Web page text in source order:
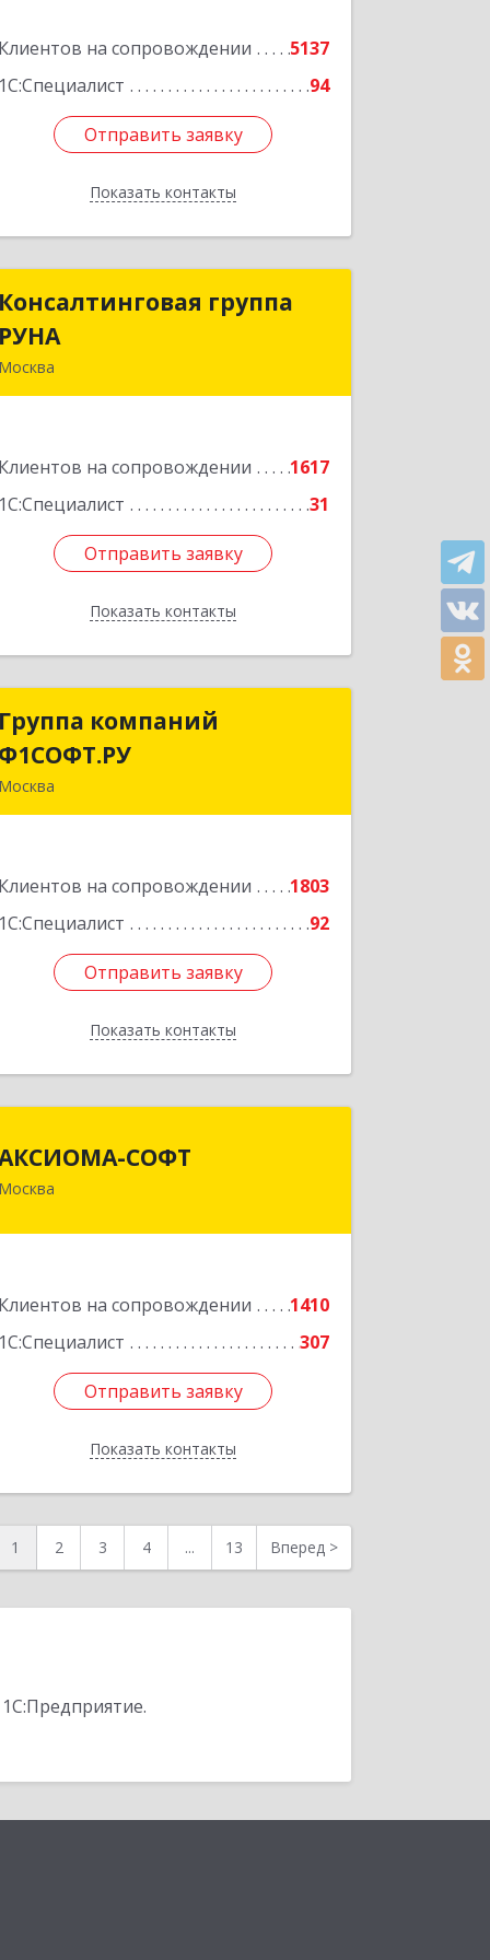
Клиентов на сопровождении
5137
1С:Специалист
94
Отправить заявку
Показать контакты
Подробнее
Отправить заявку
Назад
Консалтинговая группа
РУНА
Москва
Клиентов на сопровождении
1617
1С:Специалист
31
Отправить заявку
Показать контакты
Консалтинговая группа
Подробнее
Отправить заявку
Назад
Группа компаний
Ф1СОФТ.РУ
Москва
Клиентов на сопровождении
1803
1С:Специалист
92
Отправить заявку
Показать контакты
Группа компаний
Подробнее
Отправить заявку
Назад
СОФТ
Москва
Клиентов на сопровождении
1410
1С:Специалист
307
Отправить заявку
Показать контакты
Отправить заявку
Назад
1 2 3 4 ... 13 Вперед >